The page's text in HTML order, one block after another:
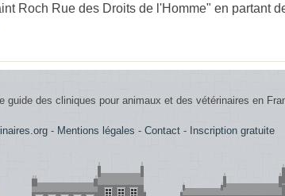
Roch Rue des Droits de l'Homme" en partant
guide des cliniques pour animaux et des vétérinaires en
- Mentions légales - Contact - Inscription gratuite